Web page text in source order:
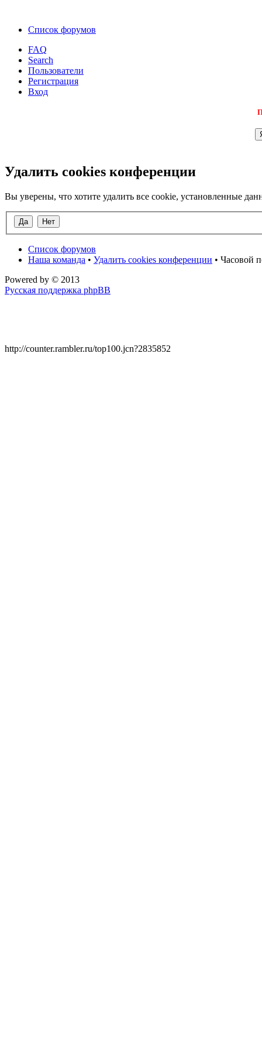
Список форумов
FAQ
Search
Пользователи
Регистрация
Вход
Удалить cookies конференции
Вы уверены, что хотите удалить все cookie, установленные
Список форумов
Наша команда • Удалить cookies конференции • Часовой
Powered by © 2013
Русская поддержка phpBB
http://counter.rambler.ru/top100.jcn?2835852